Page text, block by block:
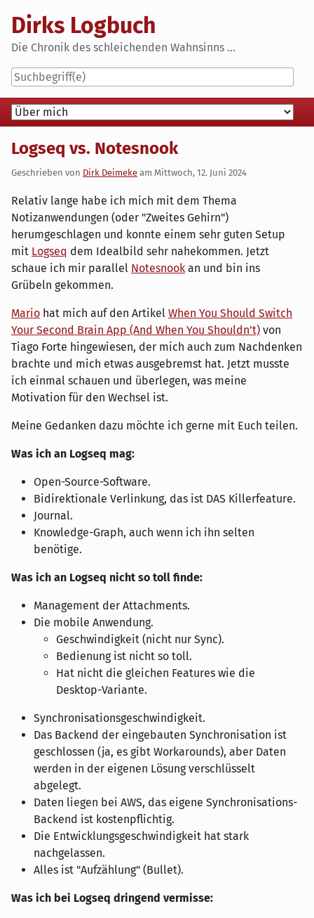
content
Dirks Logbuch
Die Chronik des schleichenden Wahnsinns ...
Navigation
Logseq vs. Notesnook
Geschrieben von Dirk Deimeke am Mittwoch, 12. Juni 2024
Relativ lange habe ich mich mit dem Thema
Notizanwendungen (oder "Zweites Gehirn")
herumgeschlagen und konnte einem sehr guten Setup
mit Logseq dem Idealbild sehr nahekommen. Jetzt
schaue ich mir parallel Notesnook an und bin ins
Grübeln gekommen.
Mario hat mich auf den Artikel When You Should Switch
Your Second Brain App (And When You Shouldn’t) von
Tiago Forte hingewiesen, der mich auch zum Nachdenken
brachte und mich etwas ausgebremst hat. Jetzt musste
ich einmal schauen und überlegen, was meine
Motivation für den Wechsel ist.
Meine Gedanken dazu möchte ich gerne mit Euch teilen.
Was ich an Logseq mag:
Open-Source-Software.
Bidirektionale Verlinkung, das ist DAS Killerfeature.
Journal.
Knowledge-Graph, auch wenn ich ihn selten
benötige.
Was ich an Logseq nicht so toll finde:
Management der Attachments.
Die mobile Anwendung.
Geschwindigkeit (nicht nur Sync).
Bedienung ist nicht so toll.
Hat nicht die gleichen Features wie die
Desktop-Variante.
Synchronisationsgeschwindigkeit.
Das Backend der eingebauten Synchronisation ist
geschlossen (ja, es gibt Workarounds), aber Daten
werden in der eigenen Lösung verschlüsselt
abgelegt.
Daten liegen bei AWS, das eigene Synchronisations-
Backend ist kostenpflichtig.
Die Entwicklungsgeschwindigkeit hat stark
nachgelassen.
Alles ist "Aufzählung" (Bullet).
Was ich bei Logseq dringend vermisse: